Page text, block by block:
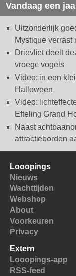
Vandaag een
Uitzonderlijk
Mystique verrast
Drievliet deelt
vroege vogels
Video: in een
Halloween
Video:
Efteling Grand
Naast
attractieborden
Looopings
Nieuws
Wachttijden
Webshop
About
Voorkeuren
Privacy
Extern
Looopings-app
RSS-feed